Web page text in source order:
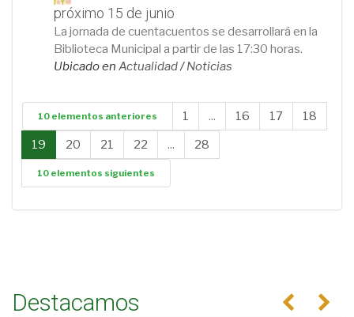
próximo 15 de junio
La jornada de cuentacuentos se desarrollará en la
Biblioteca Municipal a partir de las 17:30 horas.
Ubicado en Actualidad/Noticias
10 elementos anteriores 1 ... 16 17
18
19
20 21 22 ... 28
10 elementos siguientes
Destacamos Anterior